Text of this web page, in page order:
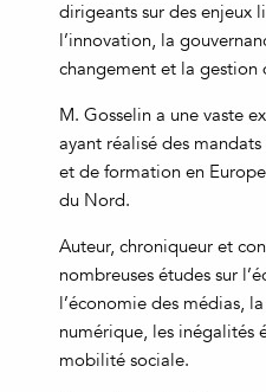
dirigeants sur des enjeux
l’innovation, la
changement et la gestion
M. Gosselin a une vaste
ayant réalisé des
et de formation en
du Nord.
Auteur, chroniqueur et
nombreuses études sur
l’économie des médias,
numérique, les inégalités
mobilité sociale.